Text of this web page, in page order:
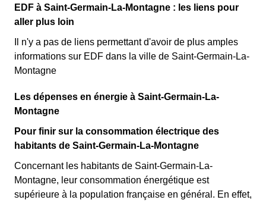
EDF à Saint-Germain-La-Montagne : les liens pour
aller plus loin
Il n'y a pas de liens permettant d'avoir de plus amples
informations sur EDF dans la ville de Saint-Germain-La-
Montagne
Les dépenses en énergie à Saint-Germain-La-
Montagne
Pour finir sur la consommation électrique des
habitants de Saint-Germain-La-Montagne
Concernant les habitants de Saint-Germain-La-
Montagne, leur consommation énergétique est
supérieure à la population française en général. En effet,